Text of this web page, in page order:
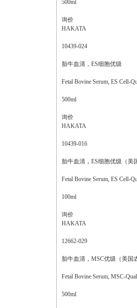
500ml
询价
HAKATA
10439-024
胎牛血清，ES细胞优级
Fetal Bovine Serum, ES Cell-
500ml
询价
HAKATA
10439-016
胎牛血清，ES细胞优级（美
Fetal Bovine Serum, ES Cell-
100ml
询价
HAKATA
12662-029
胎牛血清，MSC优级（美国
Fetal Bovine Serum, MSC-
500ml